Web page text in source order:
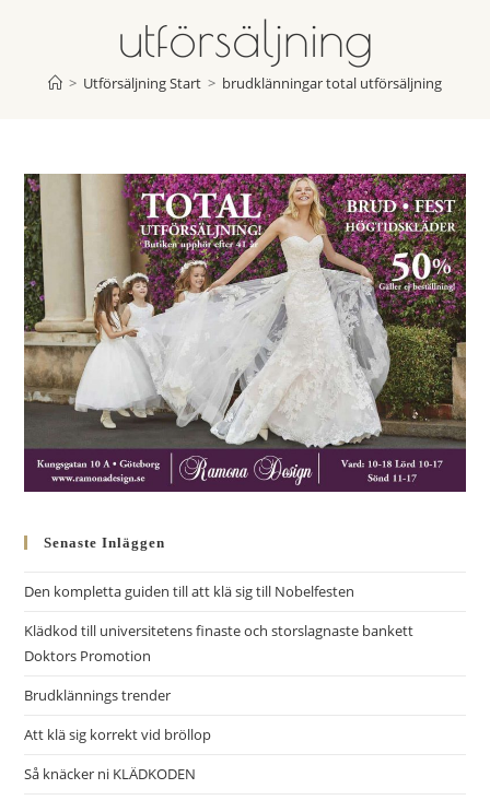
utförsäljning
> Utförsäljning Start > brudklänningar total utförsäljning
Senaste Inläggen
Den kompletta guiden till att klä sig till Nobelfesten
Klädkod till universitetens finaste och storslagnaste bankett
Doktors Promotion
Brudklännings trender
Att klä sig korrekt vid bröllop
Så knäcker ni KLÄDKODEN